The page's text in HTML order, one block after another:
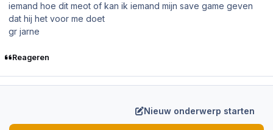
iemand hoe dit meot of kan ik iemand mijn save game geven
dat hij het voor me doet
gr jarne
Reageren
Nieuw onderwerp starten